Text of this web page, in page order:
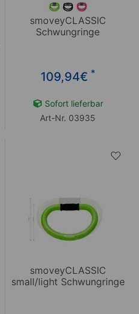
smoveyCLASSIC
Schwungringe
109,94€ *
Sofort lieferbar
Art-Nr. 03935
smoveyCLASSIC
small/light Schwungringe